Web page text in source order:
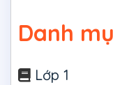
Danh
Lớp 1